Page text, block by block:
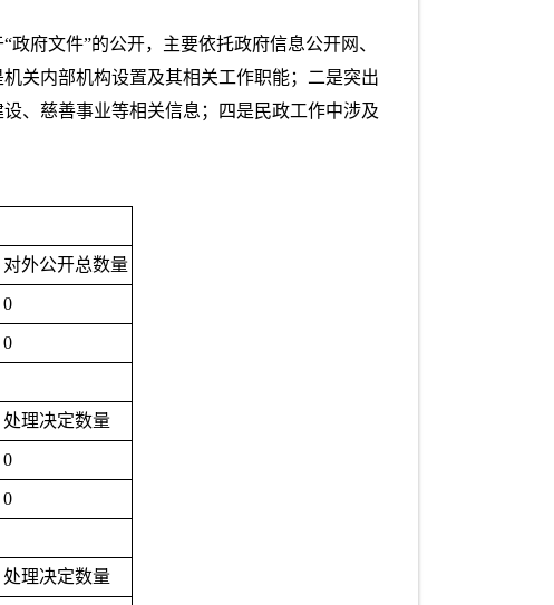
府文件”的公开，主要依托政府信息公开网、
关内部机构设置及其相关工作职能；二是突出
、慈善事业等相关信息；四是民政工作中涉及
对外公开总数量
0
0
处理决定数量
0
0
处理决定数量